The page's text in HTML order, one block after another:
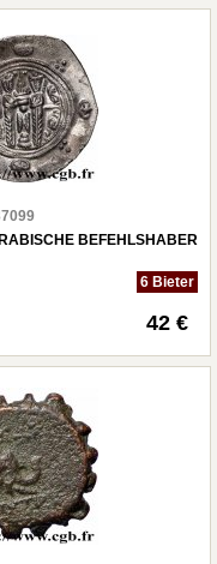
BEFEHLSHABER
6 Bieter
42 €